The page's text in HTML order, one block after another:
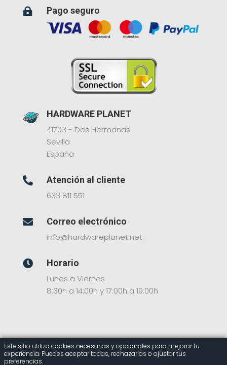
 Pago seguro
HARDWARE PLANET
41703 - Dos Hermanas
Sevilla
España

Atención al cliente
633 811 551

Correo electrónico
info@hardwareplanet.net

Horario
Lunes a Viernes
8:30h a 14:00h y 17:00h a 19:00h
© 2025 Hardware Planet – Tienda Online de
Este sitio utiliza cookies necesarias y opcionales para mejorar tu
experiencia. Puedes aceptar todas, rechazarlas o ajustar tus
preferencias.